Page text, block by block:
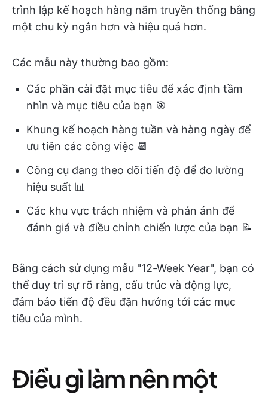
trình lập kế hoạch hàng năm truyền thống bằng
một chu kỳ ngắn hơn và hiệu quả hơn.
Các mẫu này thường bao gồm:
Các phần cài đặt mục tiêu để xác định tầm
nhìn và mục tiêu của bạn 🎯
Khung kế hoạch hàng tuần và hàng ngày để
ưu tiên các công việc 📆
Công cụ đang theo dõi tiến độ để đo lường
hiệu suất 📊
Các khu vực trách nhiệm và phản ánh để
đánh giá và điều chỉnh chiến lược của bạn 📝​
Bằng cách sử dụng mẫu "12-Week Year", bạn có
thể duy trì sự rõ ràng, cấu trúc và động lực,
đảm bảo tiến độ đều đặn hướng tới các mục
tiêu của mình.
Điều gì làm nên một